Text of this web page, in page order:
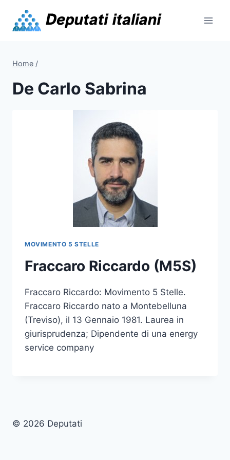
content
Home /
De Carlo Sabrina
MOVIMENTO 5 STELLE
Fraccaro Riccardo (M5S)
Fraccaro Riccardo: Movimento 5 Stelle.
Fraccaro Riccardo nato a Montebelluna
(Treviso), il 13 Gennaio 1981. Laurea in
giurisprudenza; Dipendente di una energy
service company
© 2026 Deputati